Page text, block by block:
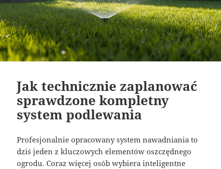
Jak technicznie zaplanować
sprawdzone kompletny
system podlewania
Profesjonalnie opracowany system nawadniania to
dziś jeden z kluczowych elementów oszczędnego
ogrodu. Coraz więcej osób wybiera inteligentne